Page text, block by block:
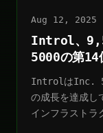
Aug 12, 2025
Introl、
5000の第14
IntrolはInc.
の成長を達成し
インフラストラ